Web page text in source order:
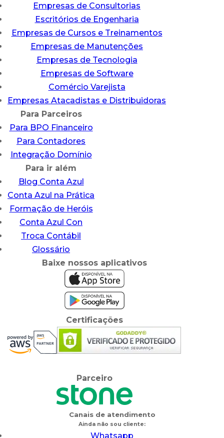
Empresas de Consultorias
Escritórios de Engenharia
Empresas de Cursos e Treinamentos
Empresas de Manutenções
Empresas de Tecnologia
Empresas de Software
Comércio Varejista
Empresas Atacadistas e Distribuidoras
Para Parceiros
Para BPO Financeiro
Para Contadores
Integração Domínio
Para ir além
Blog Conta Azul
Conta Azul na Prática
Formação de Heróis
Conta Azul Con
Troca Contábil
Glossário
Baixe nossos aplicativos
Certificações
Parceiro
Canais de atendimento
Ainda não sou cliente:
Whatsapp